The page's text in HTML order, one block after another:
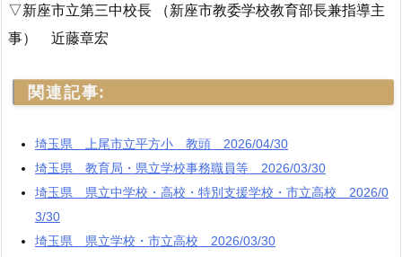
▽新座市立第三中校長 （新座市教委学校教育部長兼指導主
事） 近藤章宏
関連記事:
埼玉県 上尾市立平方小 教頭 2026/04/30
埼玉県 教育局・県立学校事務職員等 2026/03/30
埼玉県 県立中学校・高校・特別支援学校・市立高校 2026/0
3/30
埼玉県 県立学校・市立高校 2026/03/30